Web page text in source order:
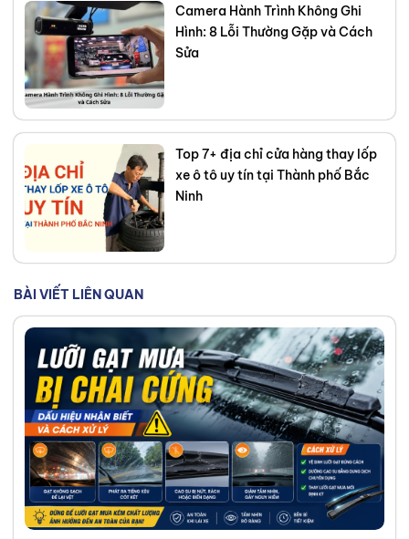
Camera Hành Trình Không Ghi
Hình: 8 Lỗi Thường Gặp và Cách
Sửa
Top 7+ địa chỉ cửa hàng thay lốp
xe ô tô uy tín tại Thành phố Bắc
Ninh
BÀI VIẾT LIÊN QUAN